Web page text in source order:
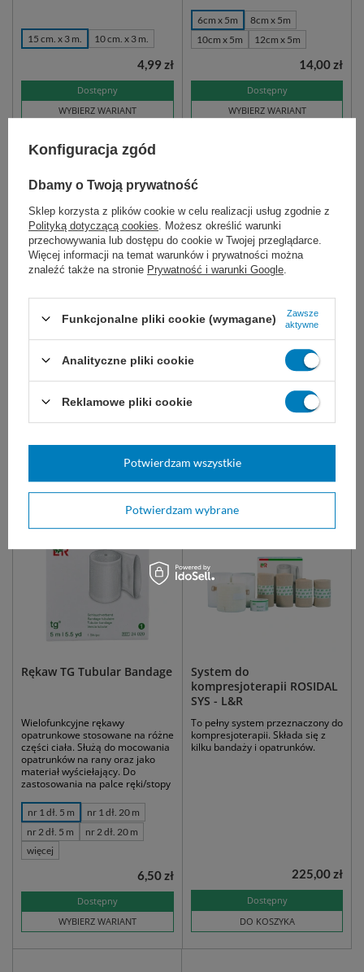
15 cm. x 3 m. 10 cm. x 3 m.
Dostępny
WYBIERZ WARIANT
4,99 zł
6cm x 5m
8cm x 5m
10cm x 5m
12cm x 5m
Dostępny
WYBIERZ WARIANT
14,00 zł
Opaska Varicex S z pastą
cynkową 10 cm x 10 m (1
przeznaczony do wykonywania
(kolistą).
DO KOSZYKA
Opaska z pianki
poliuretanowej Rosidal
Soft - L&R
do wyściełania opatrunków
kompresyjnych.
12 cm x 2,5 m
WYBIERZ WARIANT
Rękaw TG Tubular Bandage
Wielofunkcyjne rękawy
opatrunkowe stosowane na różne
części ciała. Służą do mocowania
opatrunków na rany oraz jako
materiał wyściełający. Do
zastosowania na palce ręki/stopy
nr 1 dł. 5 m
nr 1 dł. 20 m
nr 2 dł. 5 m
nr 2 dł. 20 m
więcej
Dostępny
WYBIERZ WARIANT
6,50 zł
System do
kompresjoterapii ROSIDAL
SYS - L&R
To pełny system przeznaczony do
kompresjoterapii. Składa się z
kilku bandaży i opatrunków.
Dostępny
DO KOSZYKA
225,00 zł
Konfiguracja zgód
Dbamy o Twoją prywatność
Sklep korzysta z plików cookie w celu realizacji usług zgodnie z
Polityką dotyczącą cookies . Możesz określić warunki
przechowywania lub dostępu do cookie w Twojej przeglądarce.
Więcej informacji na temat warunków i prywatności można
znaleźć także na stronie Prywatność i warunki Google
Funkcjonalne pliki cookie (wymagane)
Zawsze
aktywne
Analityczne pliki cookie
Reklamowe pliki cookie
Potwierdzam wybrane
Potwierdzam wszystkie